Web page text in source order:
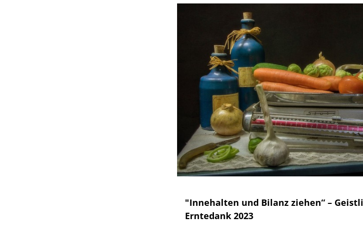
"Innehalten und Bilanz ziehen“ –
Erntedank 2023